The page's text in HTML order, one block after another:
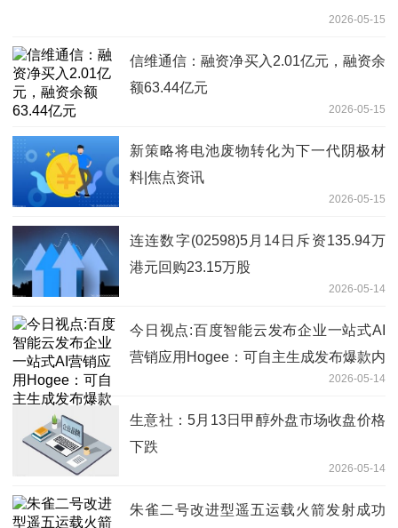
2026-05-15
信维通信：融资净买入2.01亿元，融资余
额63.44亿元
2026-05-15
新策略将电池废物转化为下一代阴极材
料|焦点资讯
2026-05-15
连连数字(02598)5月14日斥资135.94万
港元回购23.15万股
2026-05-14
今日视点:百度智能云发布企业一站式AI
营销应用Hogee：可自主生成发布爆款内
2026-05-14
生意社：5月13日甲醇外盘市场收盘价格
下跌
2026-05-14
朱雀二号改进型遥五运载火箭发射成功